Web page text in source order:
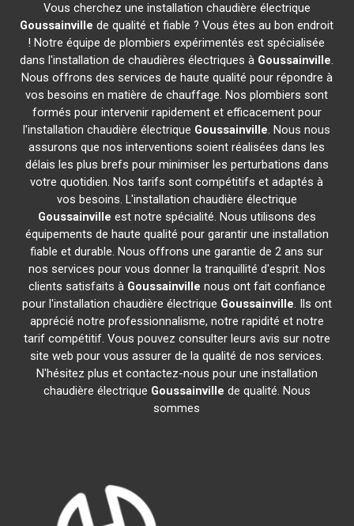
Vous cherchez une installation chaudière électrique
Goussainville de qualité et fiable ? Vous êtes au bon endroit
! Notre équipe de plombiers expérimentés est spécialisée
dans l'installation de chaudières électriques à Goussainville.
Nous offrons des services de haute qualité pour répondre à
vos besoins en matière de chauffage. Nos plombiers sont
formés pour intervenir rapidement et efficacement pour
l'installation chaudière électrique Goussainville. Nous nous
assurons que nos interventions soient réalisées dans les
délais les plus brefs pour minimiser les perturbations dans
votre quotidien. Nos tarifs sont compétitifs et adaptés à
vos besoins. L'installation chaudière électrique
Goussainville est notre spécialité. Nous utilisons des
équipements de haute qualité pour garantir une installation
fiable et durable. Nous offrons une garantie de 2 ans sur
nos services pour vous donner la tranquillité d'esprit. Nos
clients satisfaits à Goussainville nous ont fait confiance
pour l'installation chaudière électrique Goussainville. Ils ont
apprécié notre professionnalisme, notre rapidité et notre
tarif compétitif. Vous pouvez consulter leurs avis sur notre
site web pour vous assurer de la qualité de nos services.
N'hésitez plus et contactez-nous pour une installation
chaudière électrique Goussainville de qualité. Nous
sommes